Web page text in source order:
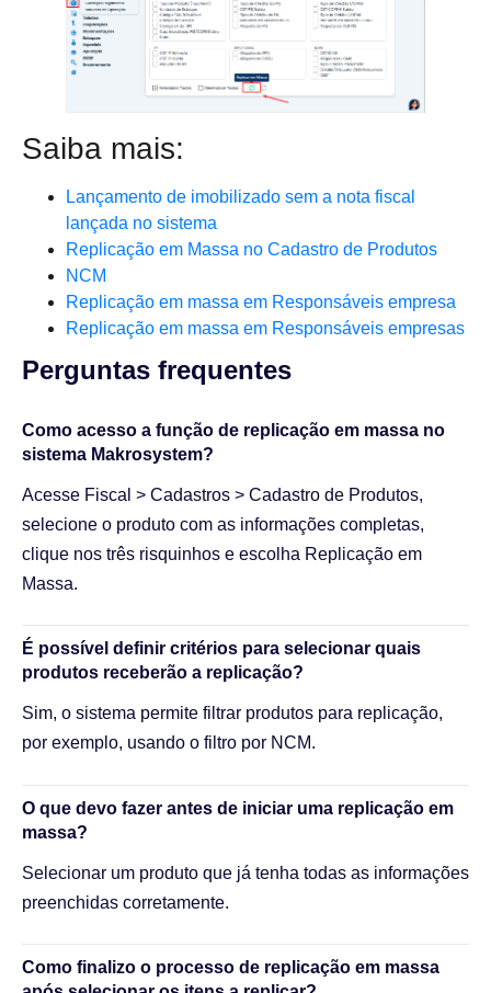
Saiba mais:
Lançamento de imobilizado sem a nota fiscal
lançada no sistema
Replicação em Massa no Cadastro de Produtos
NCM
Replicação em massa em Responsáveis empresa
Replicação em massa em Responsáveis empresas
Perguntas frequentes​
Como acesso a função de replicação em massa no
sistema Makrosystem?
Acesse Fiscal > Cadastros > Cadastro de Produtos,
selecione o produto com as informações completas,
clique nos três risquinhos e escolha Replicação em
Massa.
É possível definir critérios para selecionar quais
produtos receberão a replicação?
Sim, o sistema permite filtrar produtos para replicação,
por exemplo, usando o filtro por NCM.
O que devo fazer antes de iniciar uma replicação em
massa?
Selecionar um produto que já tenha todas as informações
preenchidas corretamente.
Como finalizo o processo de replicação em massa